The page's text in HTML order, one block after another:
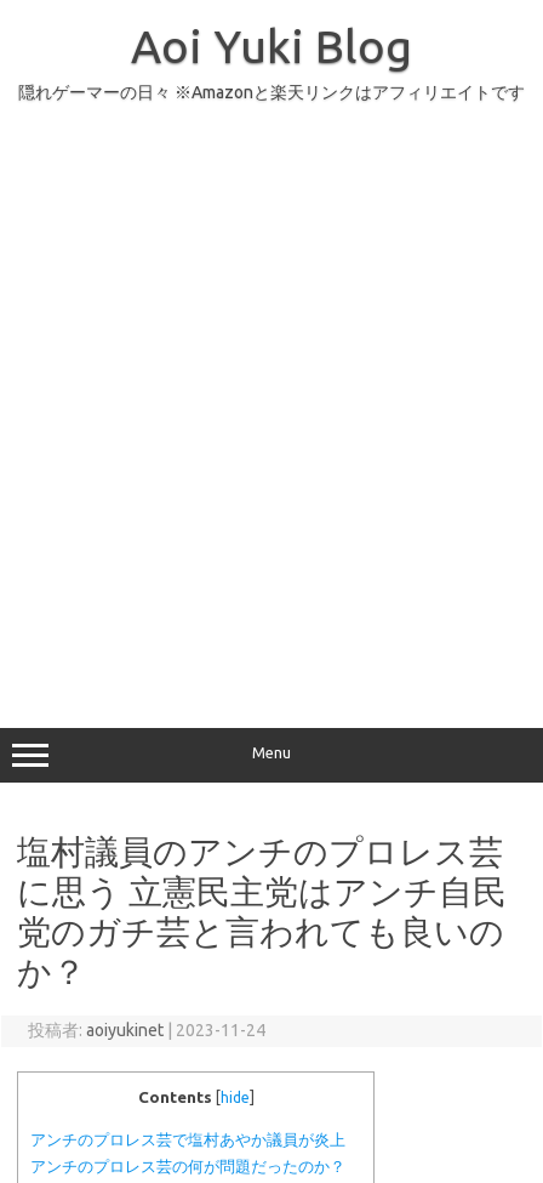
Aoi Yuki Blog
隠れゲーマーの日々 ※Amazonと楽天リンクはアフィリエイトです
Menu
塩村議員のアンチのプロレス芸
に思う 立憲民主党はアンチ自民
党のガチ芸と言われても良いの
か？
投稿者: aoiyukinet 2023-11-24
Contents [ hide
アンチのプロレス芸で塩村あやか議員が炎上
アンチのプロレス芸の何が問題だったのか？